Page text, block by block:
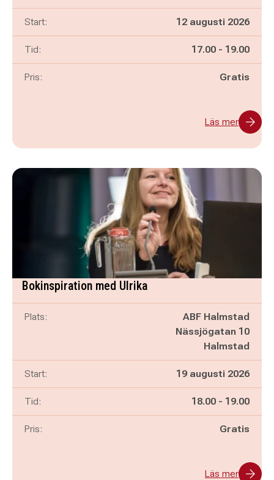
Start: 12 augusti 2026
Tid: Pågår mellan
17.00 - och
19.00
Pris: Gratis
Läs mer
Bokinspiration med Ulrika
Plats:
ABF Halmstad
Nässjögatan 10
Halmstad
Start: 19 augusti 2026
Tid: Pågår mellan
18.00 - och
19.00
Pris: Gratis
Läs mer